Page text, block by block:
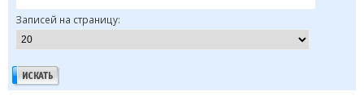
Записей на страницу: